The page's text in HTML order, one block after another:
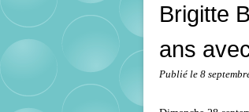
Brigitte
ans
Publié le 8